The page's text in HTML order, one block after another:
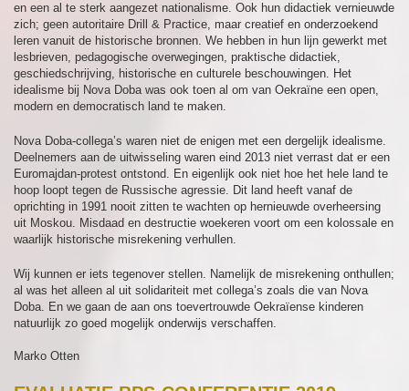
en een al te sterk aangezet nationalisme. Ook hun didactiek vernieuwde
zich; geen autoritaire Drill & Practice, maar creatief en onderzoekend
leren vanuit de historische bronnen. We hebben in hun lijn gewerkt met
lesbrieven, pedagogische overwegingen, praktische didactiek,
geschiedschrijving, historische en culturele beschouwingen. Het
idealisme bij Nova Doba was ook toen al om van Oekraïne een open,
modern en democratisch land te maken.
Nova Doba-collega’s waren niet de enigen met een dergelijk idealisme.
Deelnemers aan de uitwisseling waren eind 2013 niet verrast dat er een
Euromajdan-protest ontstond. En eigenlijk ook niet hoe het hele land te
hoop loopt tegen de Russische agressie. Dit land heeft vanaf de
oprichting in 1991 nooit zitten te wachten op hernieuwde overheersing
uit Moskou. Misdaad en destructie woekeren voort om een kolossale en
waarlijk historische misrekening verhullen.
Wij kunnen er iets tegenover stellen. Namelijk de misrekening onthullen;
al was het alleen al uit solidariteit met collega’s zoals die van Nova
Doba. En we gaan de aan ons toevertrouwde Oekraïense kinderen
natuurlijk zo goed mogelijk onderwijs verschaffen.
Marko Otten